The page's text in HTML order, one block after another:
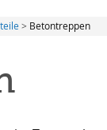
Betontreppen